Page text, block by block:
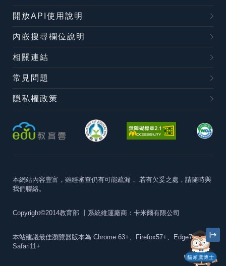
貓頭鷹博士
開放API使用說明
內嵌搜尋欄位說明
相關連結
常見問題
隱私權政策
本網站內容豐富，雖經審查仍有可能疏漏， 若有欠妥之處，請隨時與
我們聯絡。
Copyright©2014教育部 丨系統維運廠商：卡米爾有限公司
本站建議最佳瀏覽器版本為 Chrome 63+、Firefox57+、Edge79+及
Safari11+